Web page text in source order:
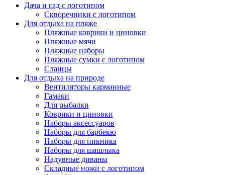
Дача и сад с логотипом
Скворечники с логотипом
Для отдыха на пляже
Пляжные коврики и циновки
Пляжные мячи
Пляжные наборы
Пляжные сумки с логотипом
Сланцы
Для отдыха на природе
Вентиляторы карманные
Гамаки
Для рыбалки
Коврики и циновки
Наборы аксессуаров
Наборы для барбекю
Наборы для пикника
Наборы для шашлыка
Надувные диваны
Складные ножи с логотипом